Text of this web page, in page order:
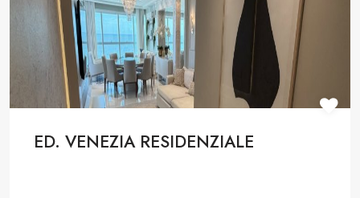
ED. VENEZIA RESIDENZIALE